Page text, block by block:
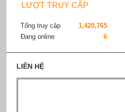
LƯỢT TRUY CẬP
Tổng truy cập
1,420,765
Đang online
6
LIÊN HỆ